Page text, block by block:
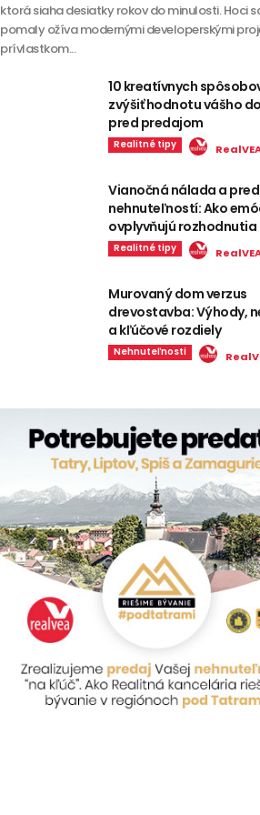
ktorá siaha desiatky rokov do minulosti. Hoci
pomaly ožíva modernými developerskými
prívlastkom...
10 kreatívnych
zvýšiť hodnotu vášho
pred predajom
Realitné tipy
Vianočná nálada a
nehnuteľností: Ako
ovplyvňujú rozhodnutia
Realitné tipy
Murovaný dom verzus
drevostavba: Výhody,
a kľúčové rozdiely
Nehnuteľnosti